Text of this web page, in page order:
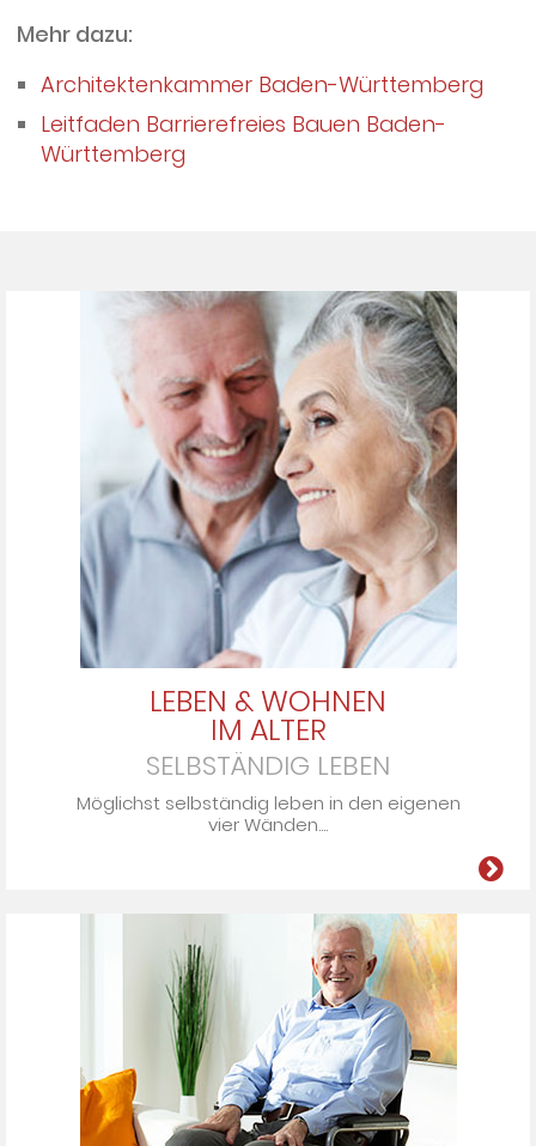
Mehr dazu:
Architektenkammer Baden-Württemberg
Leitfaden Barrierefreies Bauen Baden-
Württemberg
LEBEN & WOHNEN
IM ALTER
SELBSTÄNDIG LEBEN
Möglichst selbständig leben in den ei­ge­nen
vier Wän­den....